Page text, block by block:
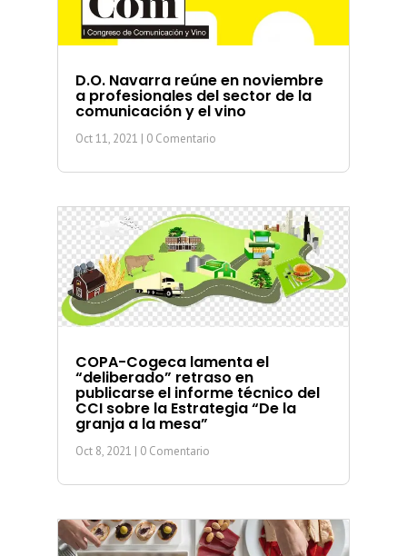
D.O. Navarra reúne en noviembre
a profesionales del sector de la
comunicación y el vino
Oct 11, 2021 | 0 Comentario
COPA-Cogeca lamenta el
“deliberado” retraso en
publicarse el informe técnico del
CCI sobre la Estrategia “De la
granja a la mesa”
Oct 8, 2021 | 0 Comentario